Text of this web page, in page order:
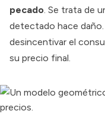
pecado. Se trata de
detectado hace
desincentivar el
su precio final.